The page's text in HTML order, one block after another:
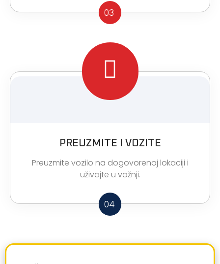
03
PREUZMITE I VOZITE
Preuzmite vozilo na dogovorenoj lokaciji i
uživajte u vožnji.
04